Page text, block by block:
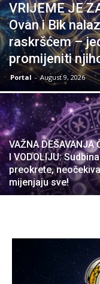
VRIJEME JE
Ovan i Bik
raskršćem –
promijeniti
Portal - August 9, 2026
VAŽNA DEŠAVANJA
I VODOLIJU:
preokrete,
mijenjaju sve!